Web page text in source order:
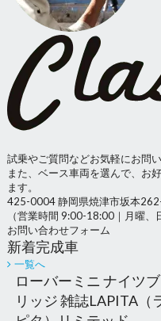
試乗やご質問などお気軽にお問
また、ベース車両を選んで、お
ます。
425-0004 静岡県焼津市坂本
（営業時間 9:00-18:00｜月曜、
お問い合わせフォーム
新着完成車
一覧へ
ローバーミニ ナイツブ
リッジ 雑誌LAPITA（